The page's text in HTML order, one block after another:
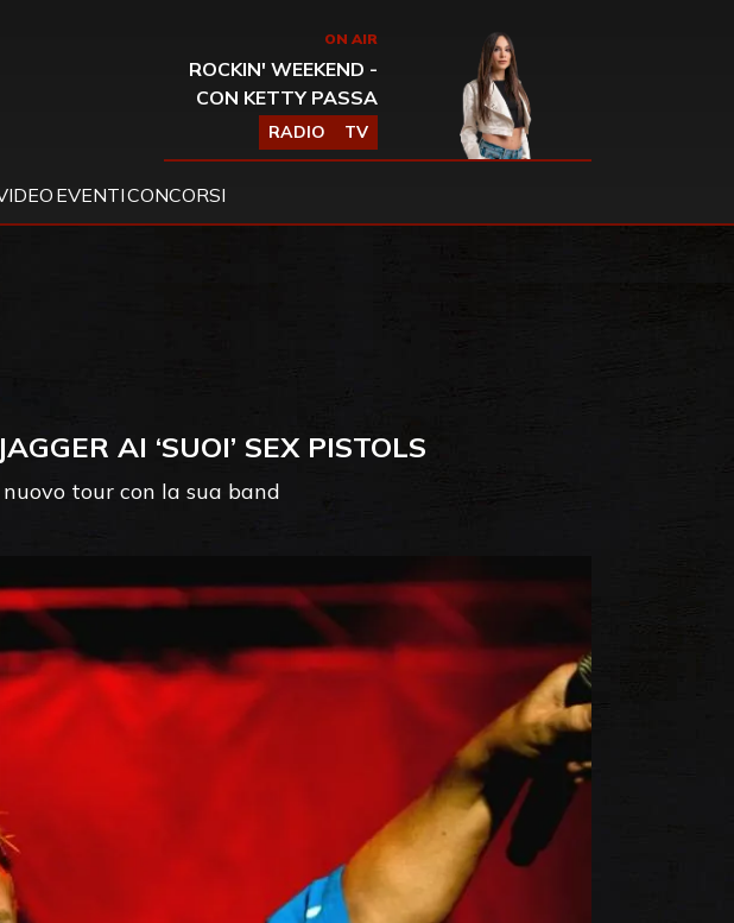
ON AIR
ROCKIN' WEEKEND -
CON KETTY PASSA
RADIO TV
EVENTICONCORSI
AI ‘SUOI’ SEX PISTOLS
tour con la sua band